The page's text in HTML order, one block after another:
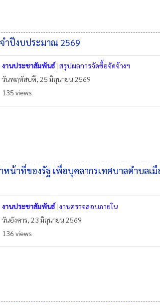
ำปีงบประมาณ 2569
งานประชาสัมพันธ์| สรุปผลการจัดซื้อจัดจ้างฯ
วันพฤหัสบดี, 25 มิถุนายน 2569
135 views
าหน้าที่ของรัฐ เพื่อบุคลากรเทศบาลตำบล
งานประชาสัมพันธ์| งานตรวจสอบภายใน
วันอังคาร, 23 มิถุนายน 2569
136 views